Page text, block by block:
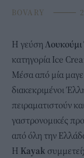
BOVARY ⸻
Η γεύση
κατηγορία Ice
Μέσα από μία
διακεκριμένοι
πειραματιστούν
γαστρονομικές
από όλη την
Η Kayak